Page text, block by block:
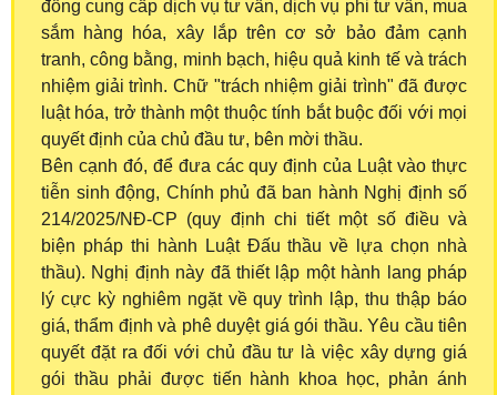
đồng cung cấp dịch vụ tư vấn, dịch vụ phi tư vấn, mua
sắm hàng hóa, xây lắp trên cơ sở bảo đảm cạnh
tranh, công bằng, minh bạch, hiệu quả kinh tế và trách
nhiệm giải trình. Chữ "trách nhiệm giải trình" đã được
luật hóa, trở thành một thuộc tính bắt buộc đối với mọi
quyết định của chủ đầu tư, bên mời thầu.
Bên cạnh đó, để đưa các quy định của Luật vào thực
tiễn sinh động, Chính phủ đã ban hành Nghị định số
214/2025/NĐ-CP (quy định chi tiết một số điều và
biện pháp thi hành Luật Đấu thầu về lựa chọn nhà
thầu). Nghị định này đã thiết lập một hành lang pháp
lý cực kỳ nghiêm ngặt về quy trình lập, thu thập báo
giá, thẩm định và phê duyệt giá gói thầu. Yêu cầu tiên
quyết đặt ra đối với chủ đầu tư là việc xây dựng giá
gói thầu phải được tiến hành khoa học, phản ánh